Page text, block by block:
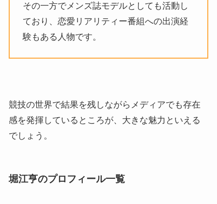
その一方でメンズ誌モデルとしても活動し
ており、恋愛リアリティー番組への出演経
験もある人物です。
競技の世界で結果を残しながらメディアでも存在
感を発揮しているところが、大きな魅力といえる
でしょう。
堀江亨のプロフィール一覧